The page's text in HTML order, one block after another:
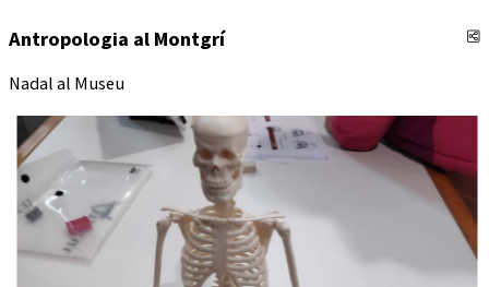
Antropologia al Montgrí
Nadal al Museu